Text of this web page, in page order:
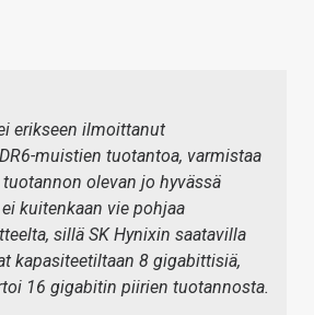
erikseen ilmoittanut
muistien tuotantoa, varmistaa
olevan jo hyvässä
kuitenkaan vie pohjaa
sillä SK Hynixin saatavilla
kapasiteetiltaan 8 gigabittisiä,
16 gigabitin piirien tuotannosta.